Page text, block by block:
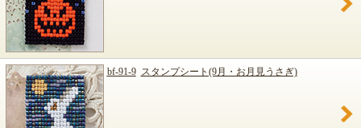
bf-91-9 スタンプシート(9月・お月見うさぎ)